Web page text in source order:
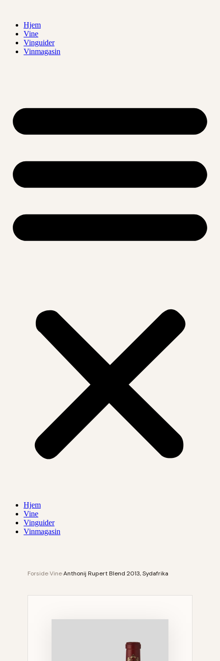
indholdHjem
Vine
Vinguider
Vinmagasin
Hjem
Vine
Vinguider
Vinmagasin
ForsideVineAnthonij Rupert Blend 2013, Sydafrika